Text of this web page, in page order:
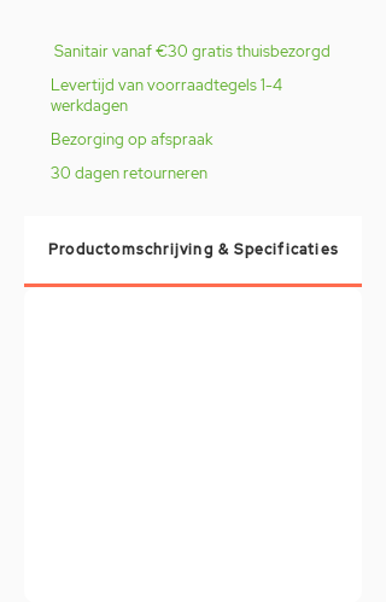
Sanitair vanaf €30 gratis thuisbezorgd
Levertijd van voorraadtegels 1-4
werkdagen
Bezorging op afspraak
30 dagen retourneren
Productomschrijving & Specificaties